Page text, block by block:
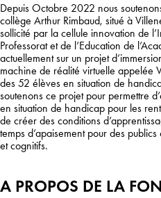
Depuis Octobre 2022 nous
collège Arthur Rimbaud, situé à
sollicité par la cellule innovation de
Professorat et de l’Education de
actuellement sur un projet
machine de réalité virtuelle appelée
des 52 élèves en situation de
soutenons ce projet pour permettre
en situation de handicap pour les
de créer des conditions
temps d’apaisement pour des
et cognitifs.
A PROPOS DE LA